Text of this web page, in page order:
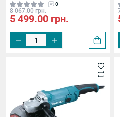
0
8 067.00 грн.
5 499.00 грн.